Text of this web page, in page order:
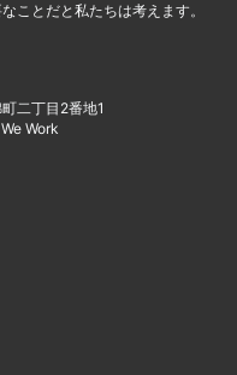
ことだと私たちは考えます。
二丁目2番地1
Work